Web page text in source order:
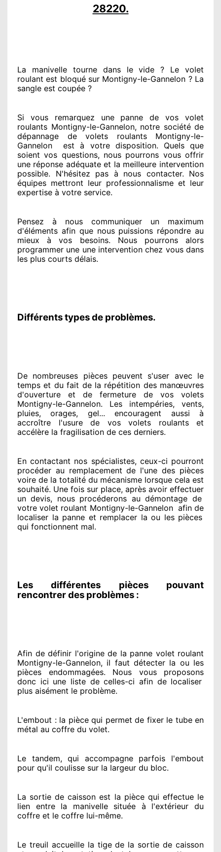
28220.
La manivelle tourne dans le vide ? Le volet
roulant est bloquésur Montigny-le-Gannelon ? La
sangle est coupée ?
Si vous remarquez une panne de vos volet
roulants Montigny-le-Gannelon, notre sociétéde
dépannage de volets roulants Montigny-le-
Gannelon
est à votre disposition. Quels que
soient vos questions, nous pourrons vous offrir
une réponse adéquateet la meilleure intervention
possible. N'hésitez pas à nous contacter. Nos
équipes mettront leur professionnalisme et leur
expertise à votre service.
Pensez à nous communiquer un maximum
d'éléments afin que nous puissions répondre au
mieux à vos besoins. Nous pourrons alors
programmer une une intervention chez vousdans
les plus courts délais.
Différents types de problèmes.
De nombreuses pièces peuvent s'user avec le
temps et du fait de la répétition des manœuvres
d'ouverture et de fermeture de vos volets
Montigny-le-Gannelon. Les intempéries, vents,
pluies, orages, gel... encouragent aussi à
accroître l'usure de vos volets roulants et
accélère la fragilisation de ces derniers.
En contactant nos spécialistes, ceux-ci pourront
procéder au remplacement de l'une des pièces
voire de la totalité du mécanisme lorsque cela est
souhaité. Une fois sur place, après avoir effectuer
un devis, nous procéderons au démontage de
votre volet roulant Montigny-le-Gannelon afin de
localiser la panne et remplacer la ou les pièces
qui fonctionnent mal.
Les différentes pièces pouvant
rencontrer des problèmes :
Afin de définir l'originede la panne volet roulant
Montigny-le-Gannelon, il faut détecter la ou les
pièces endommagées. Nous vous proposons
donc ici une liste de celles-ci afin de localiser
plus aisément le problème.
L'embout : la pièce qui permet de fixer le tube en
métal au coffre du volet.
Le tandem, qui accompagne parfois l'embout
pour qu'il coulisse sur la largeur du bloc.
La sortie de caisson est la pièce qui effectuele
lien entre la manivelle située à l'extérieur du
coffre et le coffre lui-même.
Le treuil accueille la tige de la sortie de caisson